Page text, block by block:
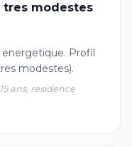
tres modestes
Profil
modestes).
ans, residence